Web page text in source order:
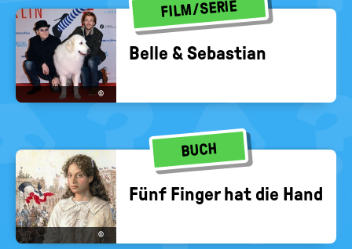
FILM/SERIE
©
Belle & Se­bas­ti­an
BUCH
©
Fünf Fin­ger hat die Hand